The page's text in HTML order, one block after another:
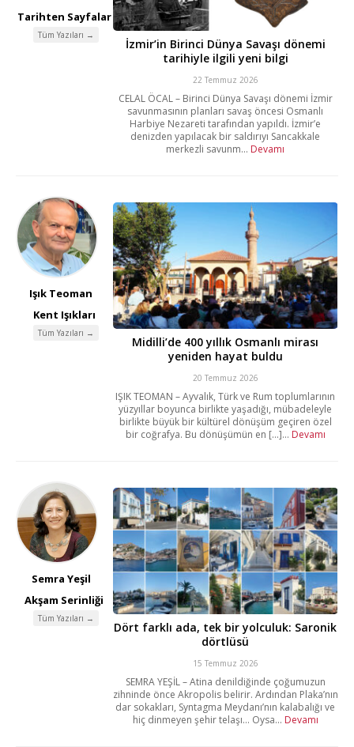
Tarihten Sayfalar
Tüm Yazıları →
İzmir’in Birinci Dünya Savaşı dönemi
tarihiyle ilgili yeni bilgi
22 Temmuz 2026
CELAL ÖCAL – Birinci Dünya Savaşı dönemi İzmir
savunmasının planları savaş öncesi Osmanlı
Harbiye Nezareti tarafından yapıldı. İzmir’e
denizden yapılacak bir saldırıyı Sancakkale
merkezli savunm... Devamı
Işık Teoman
Kent Işıkları
Tüm Yazıları →
Midilli’de 400 yıllık Osmanlı mirası
yeniden hayat buldu
20 Temmuz 2026
IŞIK TEOMAN – Ayvalık, Türk ve Rum toplumlarının
yüzyıllar boyunca birlikte yaşadığı, mübadeleyle
birlikte büyük bir kültürel dönüşüm geçiren özel
bir coğrafya. Bu dönüşümün en [...]... Devamı
Semra Yeşil
Akşam Serinliği
Tüm Yazıları →
Dört farklı ada, tek bir yolculuk: Saronik
dörtlüsü
15 Temmuz 2026
SEMRA YEŞİL – Atina denildiğinde çoğumuzun
zihninde önce Akropolis belirir. Ardından Plaka’nın
dar sokakları, Syntagma Meydanı’nın kalabalığı ve
hiç dinmeyen şehir telaşı… Oysa... Devamı